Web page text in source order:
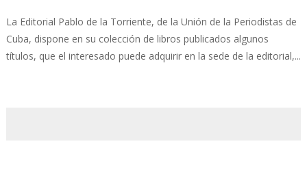
La Editorial Pablo de la Torriente, de la Unión de la Periodistas de
Cuba, dispone en su colección de libros publicados algunos
títulos, que el interesado puede adquirir en la sede de la editorial,...